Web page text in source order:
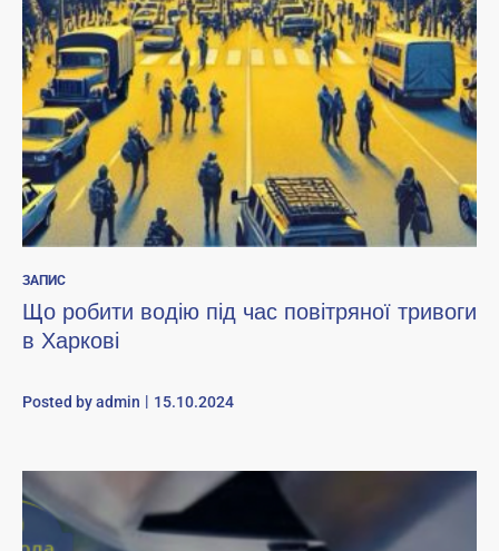
ЗАПИС
Що робити водію під час повітряної тривоги
в Харкові
Posted byadmin 15.10.2024